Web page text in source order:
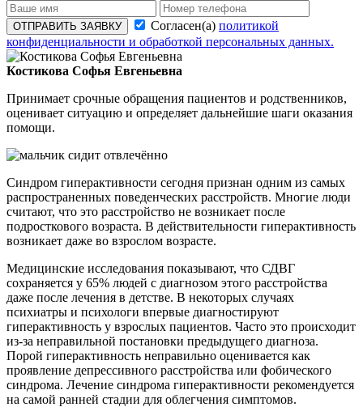
ОТПРАВИТЬ ЗАЯВКУ Согласен(а) политикой
конфиденциальности и обработкой персональных данных.
Костикова Софья Евгеньевна
Принимает срочные обращения пациентов и родственников,
оценивает ситуацию и определяет дальнейшие шаги оказания
помощи.
Синдром гиперактивности сегодня признан одним из самых
распространенных поведенческих расстройств. Многие люди
считают, что это расстройство не возникает после
подросткового возраста. В действительности гиперактивность
возникает даже во взрослом возрасте.
Медицинские исследования показывают, что СДВГ
сохраняется у 65% людей с диагнозом этого расстройства
даже после лечения в детстве. В некоторых случаях
психиатры и психологи впервые диагностируют
гиперактивность у взрослых пациентов. Часто это происходит
из-за неправильной постановки предыдущего диагноза.
Порой гиперактивность неправильно оценивается как
проявление депрессивного расстройства или фобического
синдрома. Лечение синдрома гиперактивности рекомендуется
на самой ранней стадии для облегчения симптомов.